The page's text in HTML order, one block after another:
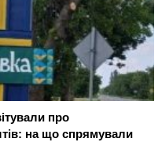
про
на що спрямували